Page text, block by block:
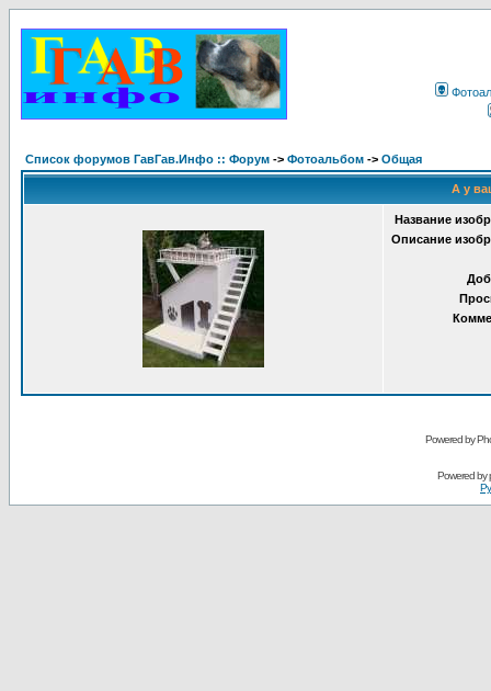
Список форумов ГавГав.Инфо :: Форум -> Фотоальбом -> Общая
А у
Название
Описание
Powered by
Powered by